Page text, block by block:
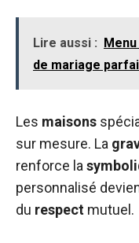
Lire aussi :
de mariage
Les maisons
sur mesure. La
renforce la
personnalisé
du respect mutuel.